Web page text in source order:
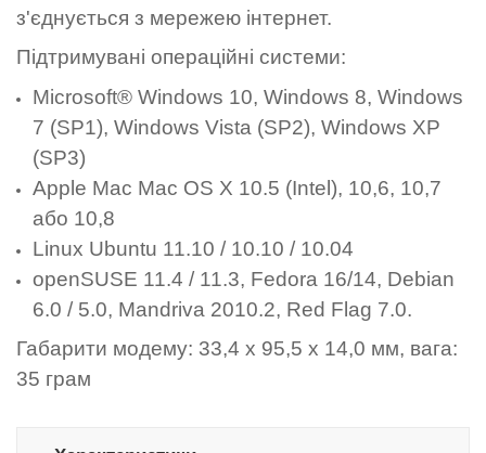
з'єднується з мережею інтернет.
Підтримувані операційні системи:
Microsoft® Windows 10, Windows 8, Windows
7 (SP1), Windows Vista (SP2), Windows XP
(SP3)
Apple Mac Mac OS X 10.5 (Intel), 10,6, 10,7
або 10,8
Linux Ubuntu 11.10 / 10.10 / 10.04
openSUSE 11.4 / 11.3, Fedora 16/14, Debian
6.0 / 5.0, Mandriva 2010.2, Red Flag 7.0.
Габарити модему: 33,4 x 95,5 x 14,0 мм, вага:
35 грам